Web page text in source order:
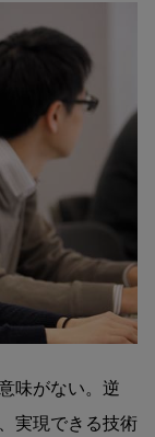
味がない。逆
実現できる技術